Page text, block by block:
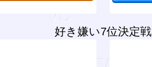
好き嫌い7位決定戦